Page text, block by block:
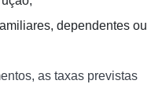
dependentes ou
as taxas previstas